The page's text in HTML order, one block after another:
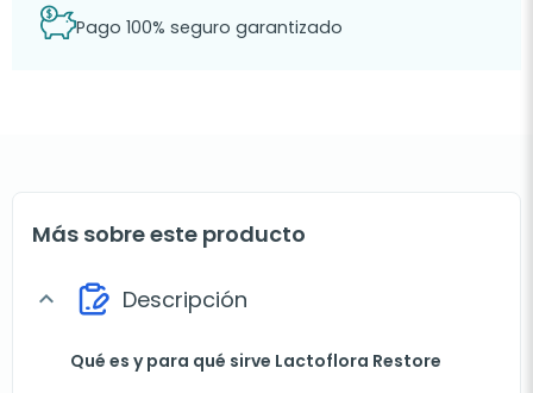
Pago 100% seguro garantizado
Más sobre este producto
expand_more Descripción
Qué es y para qué sirve Lactoflora Restore